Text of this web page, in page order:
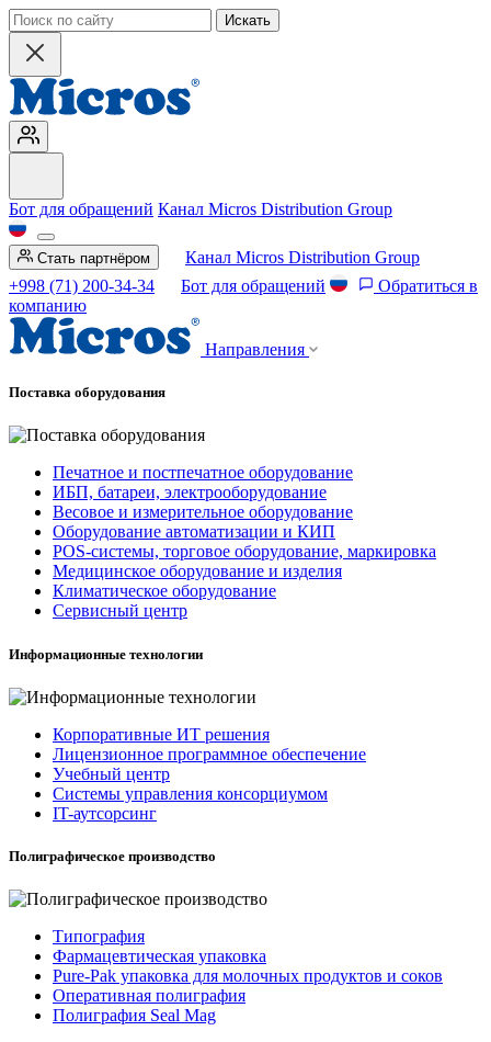
Искать
Бот для обращений Канал Micros Distribution Group
Стать партнёром
Канал Micros Distribution Group
+998 (71) 200-34-34
Бот для обращений
Обратиться в
компанию
Направления
Поставка оборудования
Печатное и постпечатное оборудование
ИБП, батареи, электрооборудование
Весовое и измерительное оборудование
Оборудование автоматизации и КИП
POS-системы, торговое оборудование, маркировка
Медицинское оборудование и изделия
Климатическое оборудование
Сервисный центр
Информационные технологии
Корпоративные ИТ решения
Лицензионное программное обеспечение
Учебный центр
Системы управления консорциумом
IT-аутсорсинг
Полиграфическое производство
Типография
Фармацевтическая упаковка
Pure-Pak упаковка для молочных продуктов и соков
Оперативная полиграфия
Полиграфия Seal Mag